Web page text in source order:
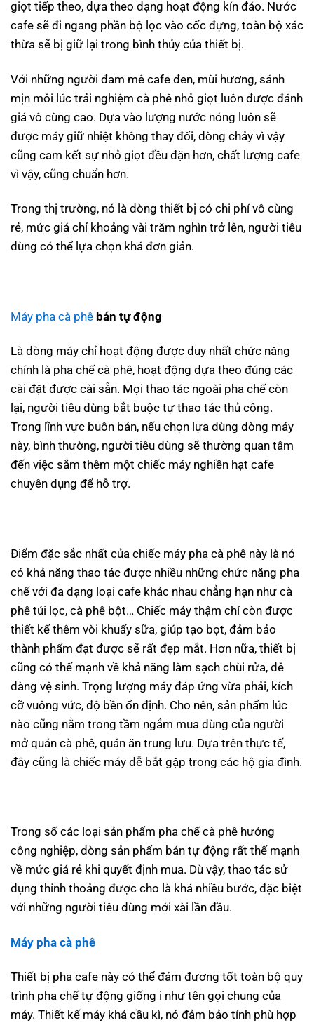
giọt tiếp theo, dựa theo dạng hoạt động kín đáo. Nước
cafe sẽ đi ngang phần bộ lọc vào cốc đựng, toàn bộ xác
thừa sẽ bị giữ lại trong bình thủy của thiết bị.
Với những người đam mê cafe đen, mùi hương, sánh
mịn mỗi lúc trải nghiệm cà phê nhỏ giọt luôn được đánh
giá vô cùng cao. Dựa vào lượng nước nóng luôn sẽ
được máy giữ nhiệt không thay đổi, dòng chảy vì vậy
cũng cam kết sự nhỏ giọt đều đặn hơn, chất lượng cafe
vì vậy, cũng chuẩn hơn.
Trong thị trường, nó là dòng thiết bị có chi phí vô cùng
rẻ, mức giá chỉ khoảng vài trăm nghìn trở lên, người tiêu
dùng có thể lựa chọn khá đơn giản.
Máy pha cà phê bán tự động
Là dòng máy chỉ hoạt động được duy nhất chức năng
chính là pha chế cà phê, hoạt động dựa theo đúng các
cài đặt được cài sẵn. Mọi thao tác ngoài pha chế còn
lại, người tiêu dùng bắt buộc tự thao tác thủ công.
Trong lĩnh vực buôn bán, nếu chọn lựa dùng dòng máy
này, bình thường, người tiêu dùng sẽ thường quan tâm
đến việc sắm thêm một chiếc máy nghiền hạt cafe
chuyên dụng để hỗ trợ.
Điểm đặc sắc nhất của chiếc máy pha cà phê này là nó
có khả năng thao tác được nhiều những chức năng pha
chế với đa dạng loại cafe khác nhau chẳng hạn như cà
phê túi lọc, cà phê bột… Chiếc máy thậm chí còn được
thiết kế thêm vòi khuấy sữa, giúp tạo bọt, đảm bảo
thành phẩm đạt được sẽ rất đẹp mắt. Hơn nữa, thiết bị
cũng có thế mạnh về khả năng làm sạch chùi rửa, dễ
dàng vệ sinh. Trọng lượng máy đáp ứng vừa phải, kích
cỡ vuông vức, độ bền ổn định. Cho nên, sản phẩm lúc
nào cũng nằm trong tầm ngắm mua dùng của người
mở quán cà phê, quán ăn trung lưu. Dựa trên thực tế,
đây cũng là chiếc máy dễ bắt gặp trong các hộ gia đình.
Trong số các loại sản phẩm pha chế cà phê hướng
công nghiệp, dòng sản phẩm bán tự động rất thế mạnh
về mức giá rẻ khi quyết định mua. Dù vậy, thao tác sử
dụng thỉnh thoảng được cho là khá nhiều bước, đặc biệt
với những người tiêu dùng mới xài lần đầu.
Máy pha cà phê
Thiết bị pha cafe này có thể đảm đương tốt toàn bộ quy
trình pha chế tự động giống i như tên gọi chung của
máy. Thiết kế máy khá cầu kì, nó đảm bảo tính phù hợp